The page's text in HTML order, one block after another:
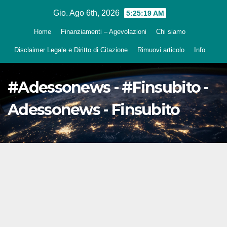
Gio. Ago 6th, 2026 5:25:20 AM
Home Finanziamenti – Agevolazioni Chi siamo
Disclaimer Legale e Diritto di Citazione Rimuovi articolo Info
#Adessonews - #Finsubito -
Adessonews - Finsubito